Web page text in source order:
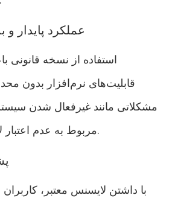
3. عملکرد
استفاده از نسخه
قابلیت‌های نرم‌افزار بدون
مشکلاتی مانند غیرفعال شدن
مربوط به عدم اعتبار لایسنس ایجاد نشود.
با داشتن لایسنس معتبر،